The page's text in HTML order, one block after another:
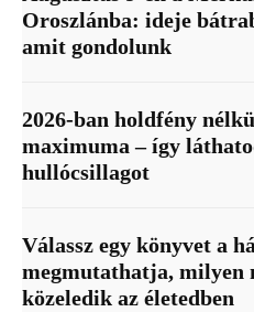
Oroszlánba: ideje
amit gondolunk
2026-ban holdfény
maximuma – így
hullócsillagot
Válassz egy könyvet a
megmutathatja, milyen
közeledik az életedben